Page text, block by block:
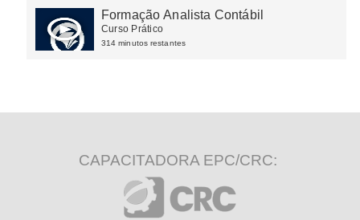
Formação Analista Contábil
Curso Prático
314 minutos restantes
CAPACITADORA EPC/CRC: